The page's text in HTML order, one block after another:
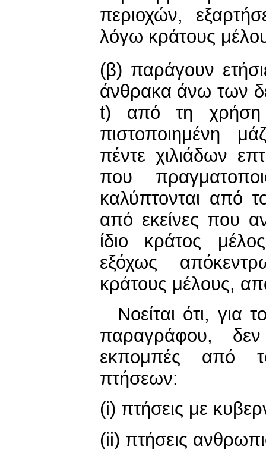
περιοχών,
λόγω κράτους
(β) παράγουν
άνθρακα άνω των
t) από τη χρήση
πιστοποιημένη
πέντε χιλιάδων
που
καλύπτονται από
από εκείνες που
ίδιο κράτος
εξόχως
κράτους μέλους,
Νοείται ότι,
παραγράφου,
εκπομπές από
πτήσεων:
(i) πτήσεις με
(ii) πτήσεις